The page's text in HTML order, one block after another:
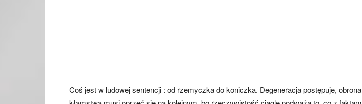
Coś jest w ludowej sentencji : od rzemyczka do koniczka. Degeneracja postępuje,